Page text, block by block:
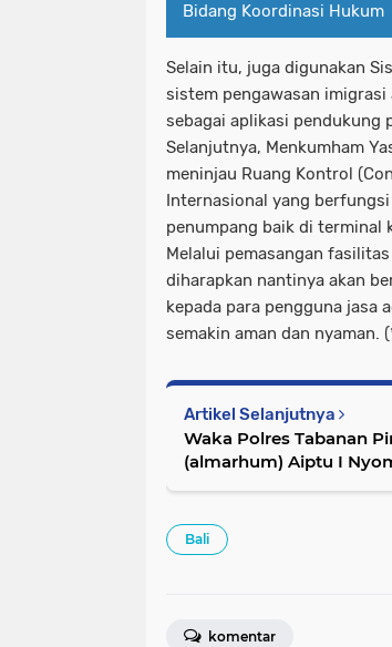
Bidang Koordinasi Hukum
Selain itu, juga digunakan
sistem pengawasan
sebagai aplikasi pendukung
Selanjutnya, Menkumham
meninjau Ruang Kontrol
Internasional yang
penumpang baik di terminal
Melalui pemasangan
diharapkan nantinya akan
kepada para pengguna jasa
semakin aman dan nyaman.
Artikel Selanjutnya
Waka Polres Tabanan
(almarhum) Aiptu I
Bali
komentar